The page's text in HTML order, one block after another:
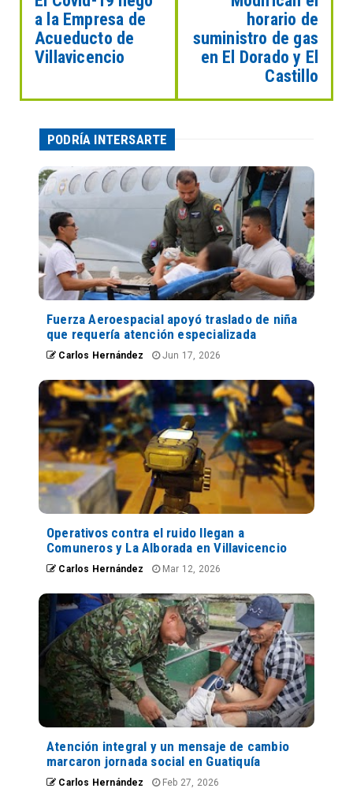
a la Empresa de
Acueducto de
Villavicencio
horario de
suministro de gas
en El Dorado y El
Castillo
PODRÍA INTERSARTE
Fuerza Aeroespacial apoyó traslado de niña
que requería atención especializada
Carlos Hernández Jun 17, 2026
Operativos contra el ruido llegan a
Comuneros y La Alborada en Villavicencio
Carlos Hernández Mar 12, 2026
Atención integral y un mensaje de cambio
marcaron jornada social en Guatiquía
Carlos Hernández Feb 27, 2026